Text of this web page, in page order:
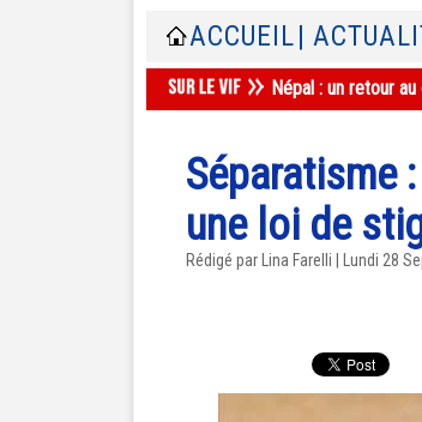
ACCUEIL |
Népal : un retour
Séparatisme
une loi de
Rédigé par Lina Farelli | Lundi 28